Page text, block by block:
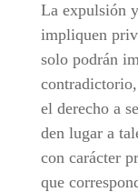
La expulsión
impliquen
solo podrán
el derecho a
den lugar a
con carácter
que